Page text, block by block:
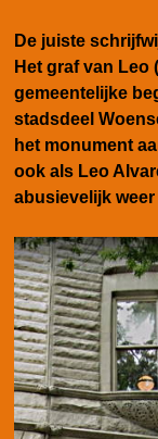
De juiste
Het graf van Leo
gemeentelijke
stadsdeel
het monument
ook als Leo
abusievelijk